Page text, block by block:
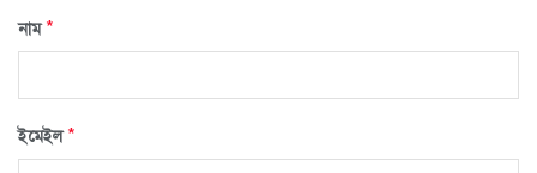
নাম*
ইমেইল*